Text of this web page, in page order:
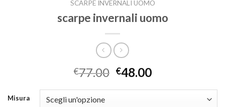
SCARPE INVERNALI UOMO
scarpe invernali uomo
€77.00 €48.00
Misura